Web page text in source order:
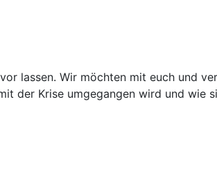
lassen. Wir möchten mit euch und
der Krise umgegangen wird und wie